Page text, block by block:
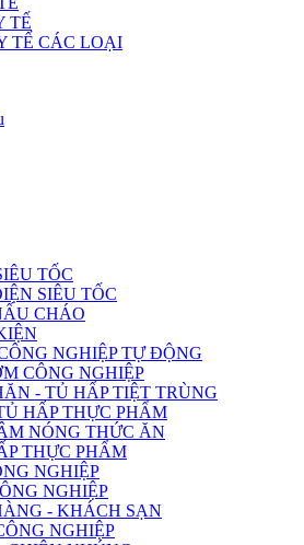
TẾ
TẾ CÁC LOẠI
TỐC
SIÊU TỐC
CHÁO
NGHIỆP TỰ ĐỘNG
CÔNG NGHIỆP
- TỦ HẤP TIỆT TRÙNG
HẤP THỰC PHẨM
NÓNG THỨC ĂN
THỰC PHẨM
NGHIỆP
NGHIỆP
- KHÁCH SẠN
NGHIỆP